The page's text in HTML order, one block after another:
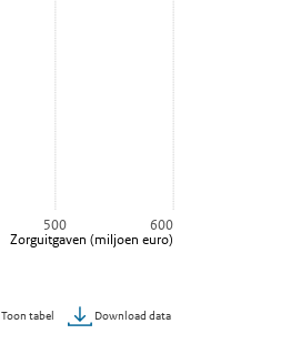
Zorguitgaven (miljoen euro)
500 600
Toon tabel Download data